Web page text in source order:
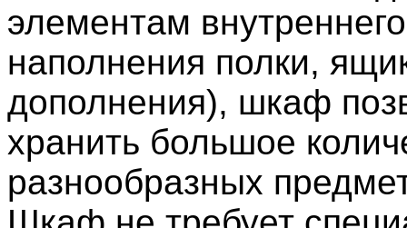
элементам внутреннего
наполнения полки,
дополнения), шкаф
хранить большое
разнообразных